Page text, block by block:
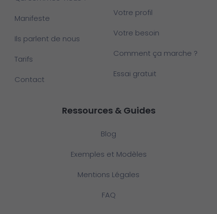
Manifeste
Ils parlent de nous
Tarifs
Contact
Votre profil
Votre besoin
Comment ça marche ?
Essai gratuit
Ressources & Guides
Blog
Exemples et Modèles
Mentions Légales
FAQ